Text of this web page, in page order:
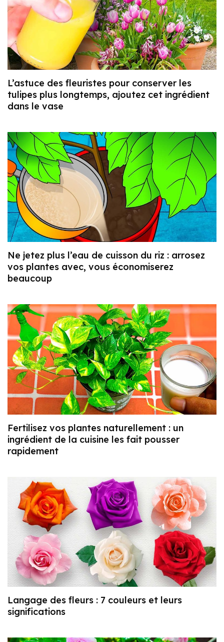
L’astuce des fleuristes pour conserver les
tulipes plus longtemps, ajoutez cet ingrédient
dans le vase
Ne jetez plus l’eau de cuisson du riz : arrosez
vos plantes avec, vous économiserez
beaucoup
Fertilisez vos plantes naturellement : un
ingrédient de la cuisine les fait pousser
rapidement
Langage des fleurs : 7 couleurs et leurs
significations